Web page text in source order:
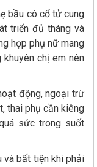
bầu có cổ tử cung
triển đủ tháng và
hợp phụ nữ mang
chị em nên
động, ngoại trừ
thai phụ cần kiêng
sức trong suốt
và bất tiện khi phải